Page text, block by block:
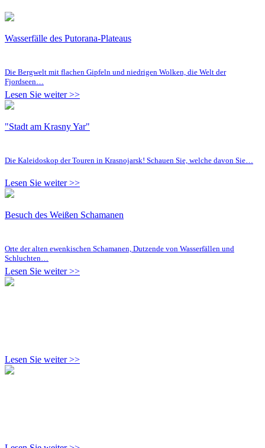
Wasserfälle des Putorana-Plateaus
Die Bergwelt mit flachen Gipfeln und niedrigen Wolken, die Welt der
Fjordseen…
Lesen Sie weiter >>
"Stadt am Krasny Yar"
Die Kaleidoskop der Touren in Krasnojarsk! Schauen Sie, welche davon Sie…
Lesen Sie weiter >>
Besuch des Weißen Schamanen
Orte der alten ewenkischen Schamanen, Dutzende von Wasserfällen und
Schluchten…
Lesen Sie weiter >>
Lesen Sie weiter >>